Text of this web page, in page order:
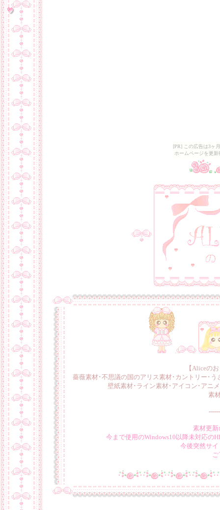
[PR] この広告は3ヶ
ホームページを更
.
【Aliceの
薔薇素材･不思議の国のアリス素材･カントリー･
壁紙素材･ライン素材･アイコン･アニ
素
素材更
今まで使用のWindows10以降未対応の
今後突然サ